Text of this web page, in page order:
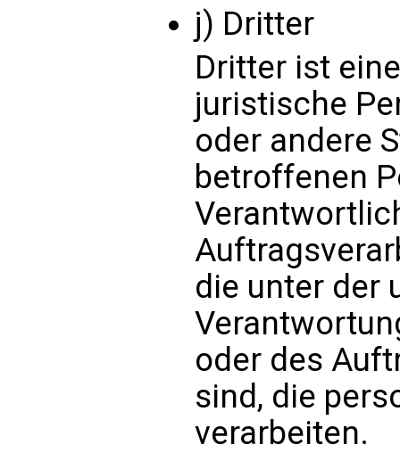
j) Dritter
Dritter ist
juristische
oder andere
betroffenen
die unter der
oder des
sind, die
verarbeiten.